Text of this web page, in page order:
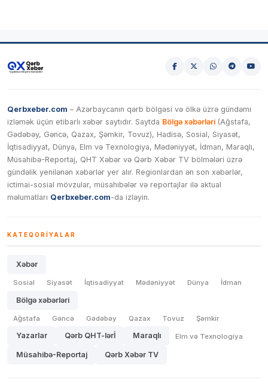
Qerbxeber.com – Azərbaycanın qərb bölgəsi və ölkə üzrə gündəmi
izləmək üçün etibarlı xəbər saytıdır. Saytda Bölgə xəbərləri (Ağstafa,
Gədəbəy, Gəncə, Qazax, Şəmkir, Tovuz), Hadisə, Sosial, Siyasət,
İqtisadiyyat, Dünya, Elm və Texnologiya, Mədəniyyət, İdman, Maraqlı,
Müsahibə-Reportaj, QHT Xəbər və Qərb Xəbər TV bölmələri üzrə
gündəlik yenilənən xəbərlər yer alır. Regionlardan ən son xəbərlər,
ictimai-sosial mövzular, müsahibələr və reportajlar ilə aktual
məlumatları Qerbxeber.com-da izləyin.
KATEQORIYALAR
Xəbər
Sosial Siyasət İqtisadiyyat Mədəniyyət Dünya İdman
Bölgə xəbərləri
Ağstafa Gəncə Gədəbəy Qazax Tovuz Şəmkir
Yazarlar Qərb QHT-lərİ Maraqlı Elm və Texnologiya
Müsahibə-Reportaj Qərb Xəbər TV